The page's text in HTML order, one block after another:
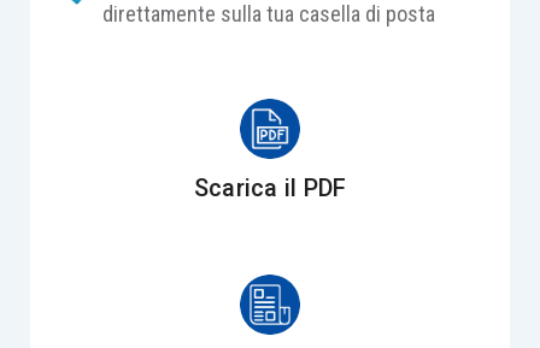
direttamente sulla tua casella di posta
Scarica il PDF